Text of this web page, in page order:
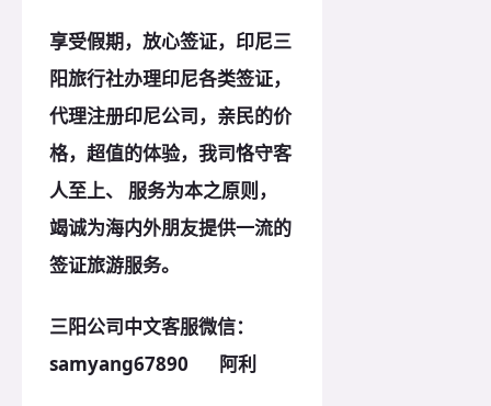
享受假期，放心签证，印尼三
阳旅行社办理印尼各类签证，
代理注册印尼公司，亲民的价
格，超值的体验，我司恪守客
人至上、 服务为本之原则，
竭诚为海内外朋友提供一流的
签证旅游服务。
三阳公司中文客服微信：
samyang67890 阿利